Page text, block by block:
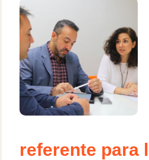
referente para